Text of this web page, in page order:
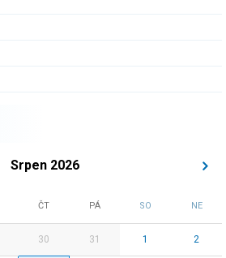
Srpen 2026
ČT PÁ SO NE
30 31 1 2